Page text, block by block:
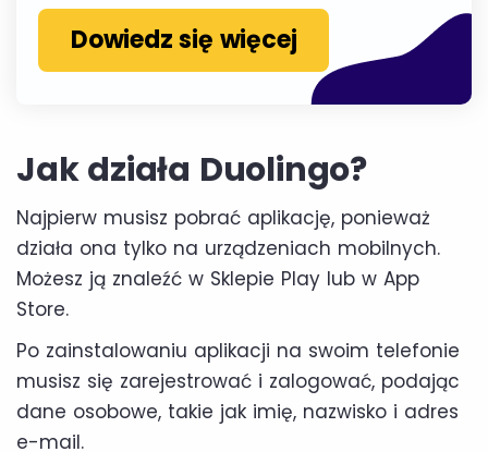
Dowiedz się więcej
Jak działa Duolingo?
Najpierw musisz pobrać aplikację, ponieważ
działa ona tylko na urządzeniach mobilnych.
Możesz ją znaleźć w Sklepie Play lub w App
Store.
Po zainstalowaniu aplikacji na swoim telefonie
musisz się zarejestrować i zalogować, podając
dane osobowe, takie jak imię, nazwisko i adres
e-mail.